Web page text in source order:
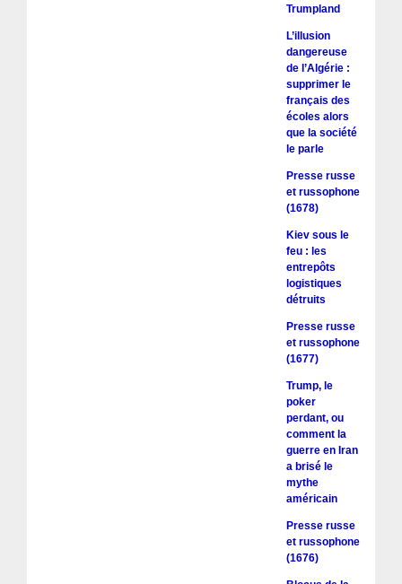
Trumpland
L’illusion
dangereuse
de l’Algérie :
supprimer le
français des
écoles alors
que la société
le parle
Presse russe
et russophone
(1678)
Kiev sous le
feu : les
entrepôts
logistiques
détruits
Presse russe
et russophone
(1677)
Trump, le
poker
perdant, ou
comment la
guerre en Iran
a brisé le
mythe
américain
Presse russe
et russophone
(1676)